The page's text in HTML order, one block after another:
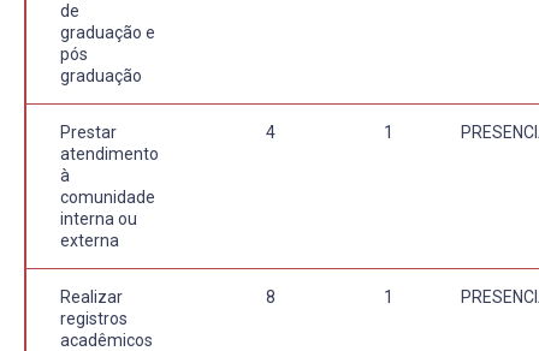
de
graduação e
pós
graduação
Prestar
atendimento
à
comunidade
interna ou
externa
4 1
Realizar
registros
acadêmicos
8 1